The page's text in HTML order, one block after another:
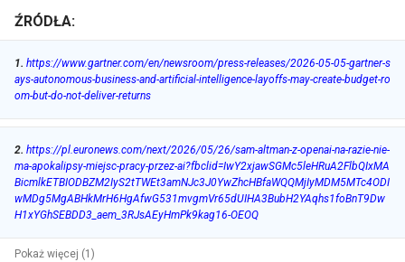
ŹRÓDŁA:
1. https://www.gartner.com/en/newsroom/press-releases/2026-05-05-gartner-s
ays-autonomous-business-and-artificial-intelligence-layoffs-may-create-budget-ro
om-but-do-not-deliver-returns
2. https://pl.euronews.com/next/2026/05/26/sam-altman-z-openai-na-razie-nie-
ma-apokalipsy-miejsc-pracy-przez-ai?fbclid=IwY2xjawSGMc5leHRuA2FlbQIxMA
BicmlkETBIODBZM2IyS2tTWEt3amNJc3J0YwZhcHBfaWQQMjIyMDM5MTc4ODI
wMDg5MgABHkMrH6HgAfwG531mvgmVr65dUIHA3BubH2YAqhs1foBnT9Dw
H1xYGhSEBDD3_aem_3RJsAEyHmPk9kag16-OEOQ
Pokaż więcej (1)